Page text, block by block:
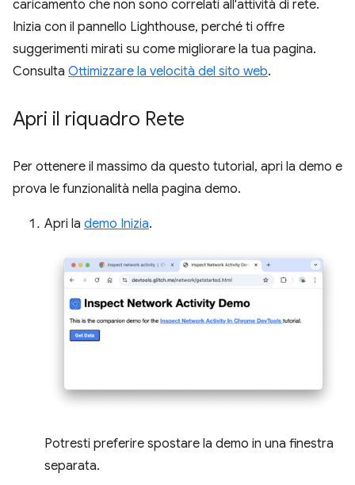
caricamento che non sono correlati all'attività di rete.
Inizia con il pannello Lighthouse, perché ti offre
suggerimenti mirati su come migliorare la tua pagina.
Consulta Ottimizzare la velocità del sito web.
Apri il riquadro Rete
Per ottenere il massimo da questo tutorial, apri la demo e
prova le funzionalità nella pagina demo.
Apri la demo Inizia.
Potresti preferire spostare la demo in una finestra
separata.